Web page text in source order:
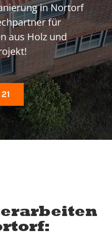
in Nortorf
für
aus Holz und